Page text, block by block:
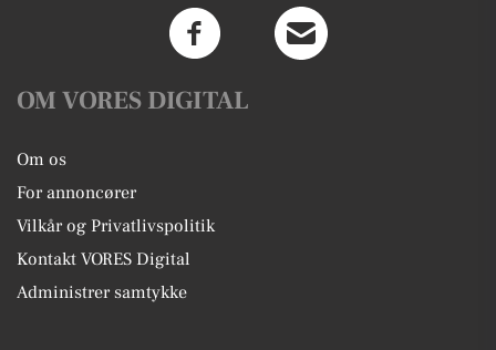
OM VORES DIGITAL
Om os
For annoncører
Vilkår og Privatlivspolitik
Kontakt VORES Digital
Administrer samtykke